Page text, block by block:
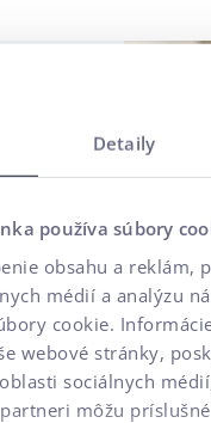
Detaily
používa súbory
obsahu a reklám,
médií a analýzu
cookie.
webové stránky,
sociálnych
môžu
na